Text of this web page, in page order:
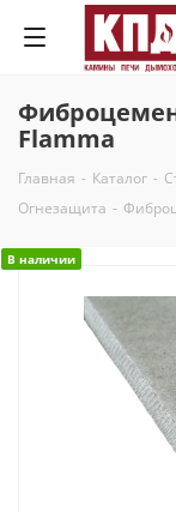
Flamma
Главная - Каталог -
Огнезащита -
В наличии